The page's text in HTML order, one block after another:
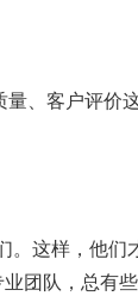
量、客户评价
。这样，他们
团队，总有